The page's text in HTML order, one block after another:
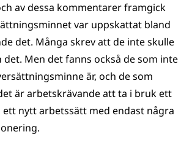
av dessa kommentarer framgick
var uppskattat bland
det. Många skrev att de inte skulle
det. Men det fanns också de som inte
är, och de som
är arbetskrävande att ta i bruk ett
ett nytt arbetssätt med endast några